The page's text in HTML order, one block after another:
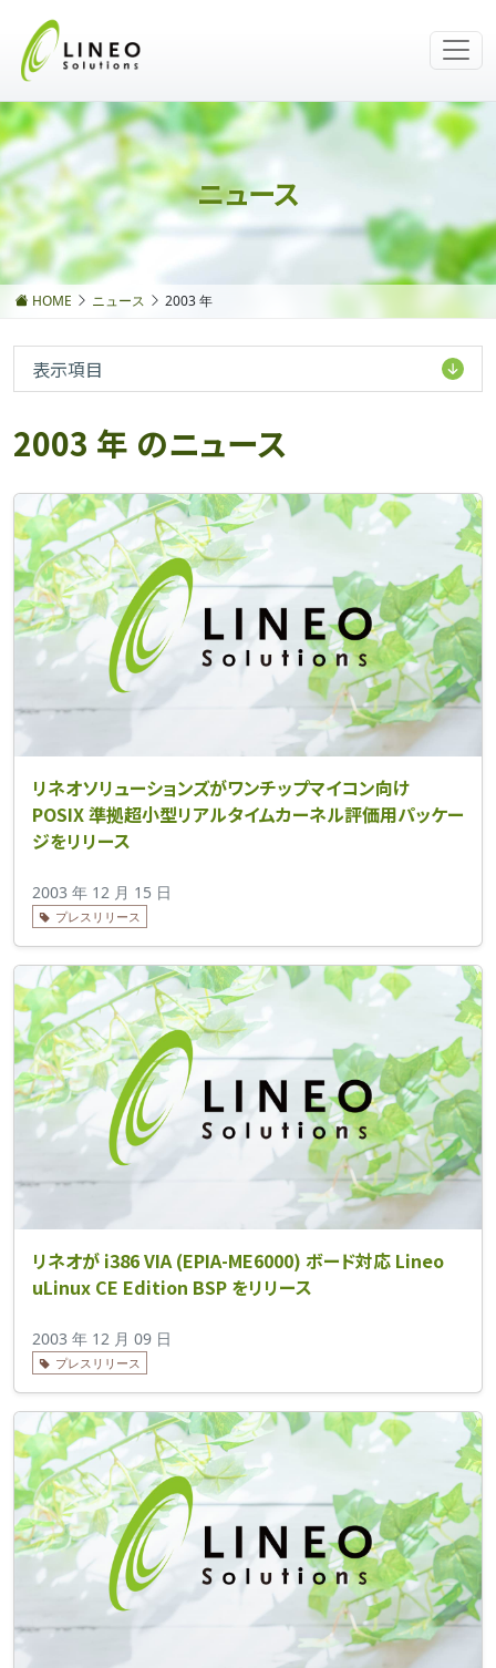
ニュース
HOME ニュース 2003 年
表示項目
2003 年 のニュース
リネオソリューションズがワンチップマイコン向け
POSIX 準拠超小型リアルタイムカーネル評価用パッケー
ジをリリース
2003 年 12 月 15 日
プレスリリース
リネオが i386 VIA (EPIA-ME6000) ボード対応 Lineo
uLinux CE Edition BSP をリリース
2003 年 12 月 09 日
プレスリリース